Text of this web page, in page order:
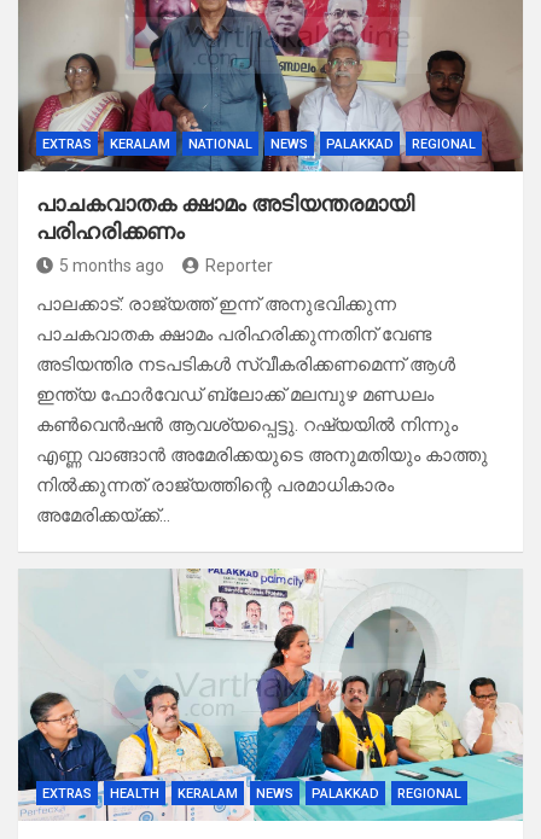
EXTRAS KERALAM NATIONAL NEWS PALAKKAD REGIONAL
പാചകവാതക ക്ഷാമം അടിയന്തരമായി
പരിഹരിക്കണം
5 months ago Reporter
പാലക്കാട്: രാജ്യത്ത് ഇന്ന് അനുഭവിക്കുന്ന
പാചകവാതക ക്ഷാമം പരിഹരിക്കുന്നതിന് വേണ്ട
അടിയന്തിര നടപടികൾ സ്വീകരിക്കണമെന്ന് ആള്‍
ഇന്ത്യ ഫോർവേഡ് ബ്ലോക്ക് മലമ്പുഴ മണ്ഡലം
കൺവെൻഷൻ ആവശ്യപ്പെട്ടു. റഷ്യയിൽ നിന്നും
എണ്ണ വാങ്ങാൻ അമേരിക്കയുടെ അനുമതിയും കാത്തു
നിൽക്കുന്നത് രാജ്യത്തിന്റെ പരമാധികാരം
അമേരിക്കയ്ക്ക്…
EXTRAS HEALTH KERALAM NEWS PALAKKAD REGIONAL